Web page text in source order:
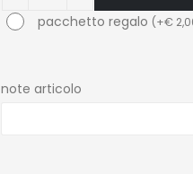
pacchetto regalo (+€
note articolo